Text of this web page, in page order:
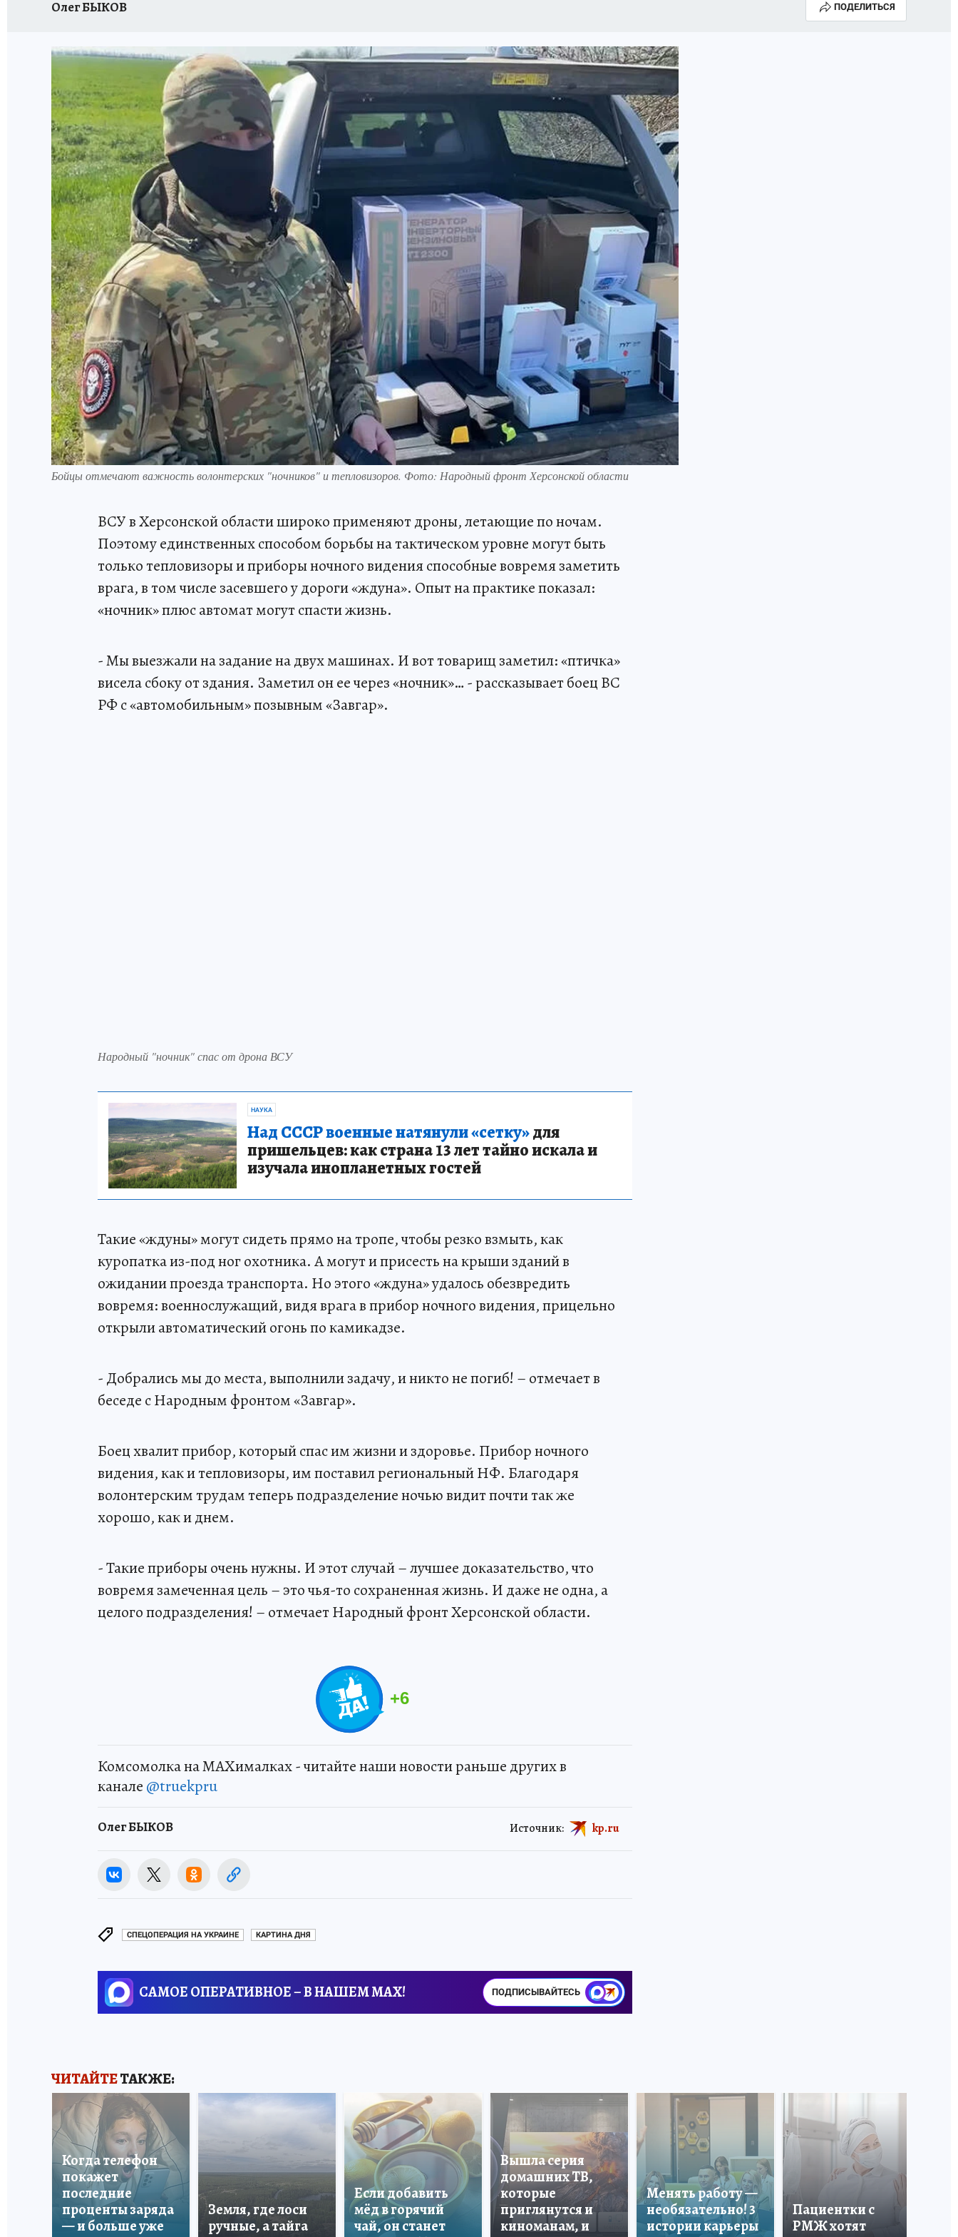
Олег БЫКОВ ПОДЕЛИТЬСЯ
Бойцы отмечают важность волонтерских "ночников" и тепловизоров. Фото: Народный фронт Херсонской области
ВСУ в Херсонской области широко применяют дроны, летающие по ночам.
Поэтому единственных способом борьбы на тактическом уровне могут быть
только тепловизоры и приборы ночного видения способные вовремя заметить
врага, в том числе засевшего у дороги «ждуна». Опыт на практике показал:
«ночник» плюс автомат могут спасти жизнь.
- Мы выезжали на задание на двух машинах. И вот товарищ заметил: «птичка»
висела сбоку от здания. Заметил он ее через «ночник»… - рассказывает боец ВС
РФ с «автомобильным» позывным «Завгар».
Народный "ночник" спас от дрона ВСУ
НАУКА
Над СССР военные натянули «сетку»для
пришельцев: как страна 13 лет тайно искала и
изучала инопланетных гостей
Такие «ждуны» могут сидеть прямо на тропе, чтобы резко взмыть, как
куропатка из-под ног охотника. А могут и присесть на крыши зданий в
ожидании проезда транспорта. Но этого «ждуна» удалось обезвредить
вовремя: военнослужащий, видя врага в прибор ночного видения, прицельно
открыли автоматический огонь по камикадзе.
- Добрались мы до места, выполнили задачу, и никто не погиб! – отмечает в
беседе с Народным фронтом «Завгар».
Боец хвалит прибор, который спас им жизни и здоровье. Прибор ночного
видения, как и тепловизоры, им поставил региональный НФ. Благодаря
волонтерским трудам теперь подразделение ночью видит почти так же
хорошо, как и днем.
- Такие приборы очень нужны. И этот случай – лучшее доказательство, что
вовремя замеченная цель – это чья-то сохраненная жизнь. И даже не одна, а
целого подразделения! – отмечает Народный фронт Херсонской области.
+6
Комсомолка на MAXималках - читайте наши новости раньше других в
канале @truekpru
Олег БЫКОВ Источник: kp.ru
СПЕЦОПЕРАЦИЯ НА УКРАИНЕ КАРТИНА ДНЯ
САМОЕ ОПЕРАТИВНОЕ – В НАШЕМ MAX! ПОДПИСЫВАЙТЕСЬ
ЧИТАЙТЕТАКЖЕ:
Когда телефон
покажет
последние
проценты заряда
— и больше уже
Земля, где лоси
ручные, а тайга
Если добавить
мёд в горячий
чай, он станет
Вышла серия
домашних ТВ,
которые
приглянутся и
киноманам, и
Менять работу —
необязательно! 3
истории карьеры
Пациентки с
РМЖ хотят